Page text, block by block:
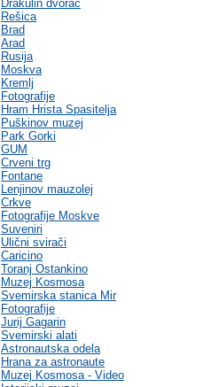
Drakulin dvorac
Rešica
Brad
Arad
Rusija
Moskva
Kremlj
Fotografije
Hram Hrista Spasitelja
Puškinov muzej
Park Gorki
GUM
Crveni trg
Fontane
Lenjinov mauzolej
Crkve
Fotografije Moskve
Suveniri
Ulični svirači
Caricino
Toranj Ostankino
Muzej Kosmosa
Svemirska stanica Mir
Fotografije
Jurij Gagarin
Svemirski alati
Astronautska odela
Hrana za astronaute
Muzej Kosmosa - Video